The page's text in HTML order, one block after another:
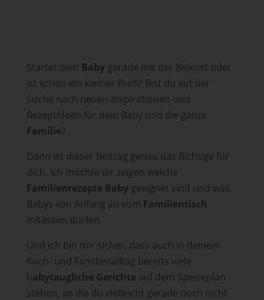
Startet dein Babygerade mit der Beikost oder
ist schon ein kleiner Profi? Bist du auf der
Suche nach neuen Inspirationen und
Rezeptideen für dein Baby und die ganze
Familie?
Dann ist dieser Beitrag genau das Richtige für
dich. Ich möchte dir zeigen welche
Familienrezepte Babygeeignet sind und was
Babys von Anfang an vom Familientisch
mitessen dürfen.
Und ich bin mir sicher, dass auch in deinem
Koch- und Familienalltag bereits viele
babytaugliche Gerichteauf dem Speiseplan
stehen, an die du vielleicht gerade noch nicht